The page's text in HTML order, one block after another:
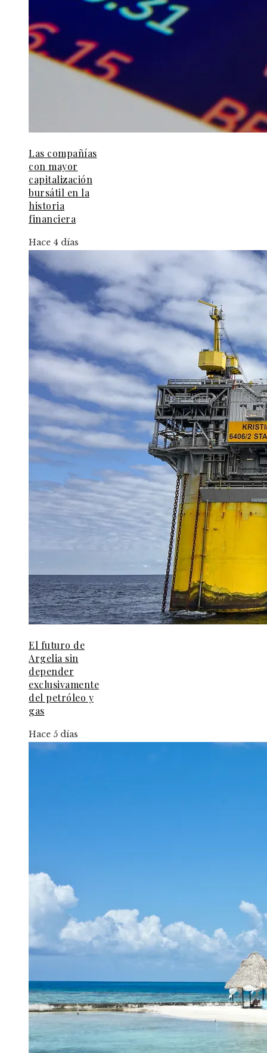
Las compañías
con mayor
capitalización
bursátil en la
historia
financiera
Hace 4 días
El futuro de
Argelia sin
depender
exclusivamente
del petróleo y
gas
Hace 5 días